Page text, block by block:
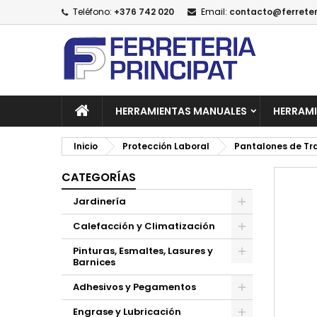
Teléfono: +376 742 020 Email:
HERRAMIENTAS MANUALES
Inicio Protección Laboral Pantalones de
CATEGORÍAS
Jardinería
Calefacción y Climatización
Pinturas, Esmaltes, Lasures y
Barnices
Adhesivos y Pegamentos
Engrase y Lubricación